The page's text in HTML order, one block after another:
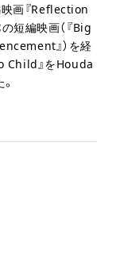
画『Reflection
短編映画（『Big
』）を経
Child』をHouda